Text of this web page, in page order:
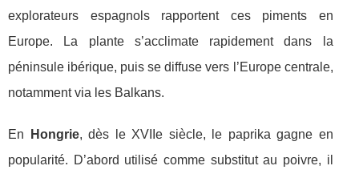
explorateurs espagnols rapportent ces piments en
Europe. La plante s’acclimate rapidement dans la
péninsule ibérique, puis se diffuse vers l’Europe centrale,
notamment via les Balkans.
En Hongrie, dès le XVIIe siècle, le paprika gagne en
popularité. D’abord utilisé comme substitut au poivre, il